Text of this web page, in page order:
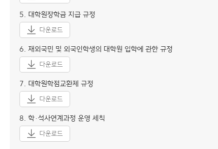
5. 대학원장학금 지급 규정
다운로드
6. 재외국민 및 외국인학생의 대학원 입학에 관한 규정
다운로드
7. 대학원학점교환제 규정
다운로드
8. 학·석사연계과정 운영 세칙
다운로드